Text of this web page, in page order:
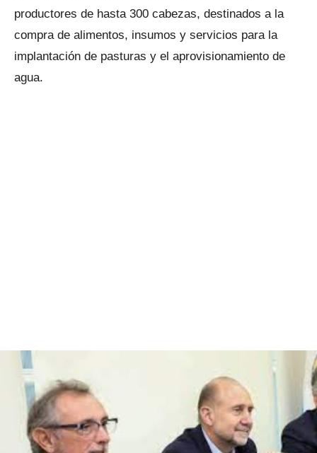
productores de hasta 300 cabezas, destinados a la
compra de alimentos, insumos y servicios para la
implantación de pasturas y el aprovisionamiento de
agua.